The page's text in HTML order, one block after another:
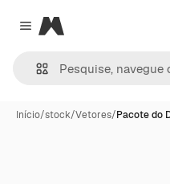
Close menu
Magnific
Início/stock/Vetores/Pacote do